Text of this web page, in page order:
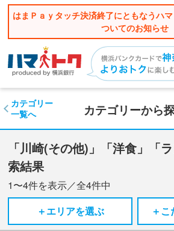
はまＰａｙタッチ決済終了にともなうハ
ついてのお知らせ
カテゴリーから
カテゴリー
一覧へ
「川崎(その他)」「洋食」「
索結果
1〜4件を表示／全4件中
＋エリアを選ぶ
＋